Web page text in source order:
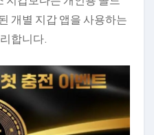
개별 지갑 앱을 사용하는
합니다.